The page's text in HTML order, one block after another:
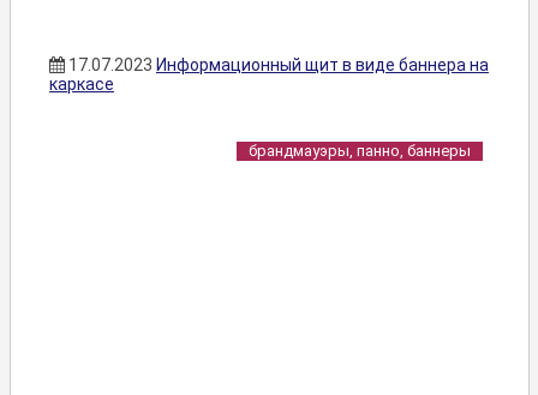
17.07.2023 Информационный щит в виде баннера на
каркасе
брандмауэры, панно, баннеры